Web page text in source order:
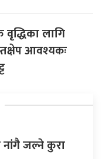
लागि
आवश्यकः
नांगै जल्ने कुरा